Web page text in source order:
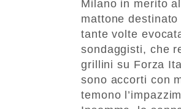
Milano in merito
mattone
tante volte
sondaggisti, che
grillini su Forza
sono accorti con
temono